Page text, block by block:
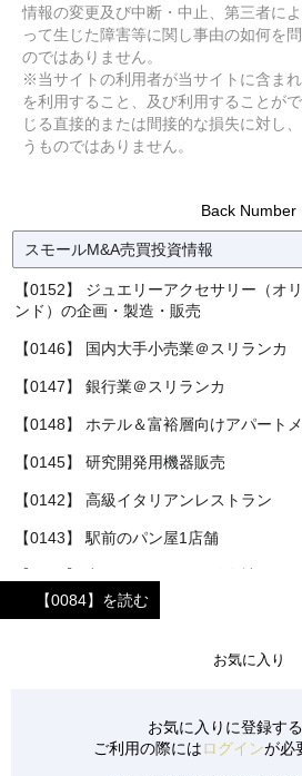
情報の変更及び中断・中止、第三者に
って生じた障害等に関し事由の如何を
のではありません。
※当サイトの利用者が当サイトに含ま
を利用すること、及び利用することが
じる直接的または間接的な損失に対し
うものではありません。
Back Number
スモールM&A売買投資情報
【0152】 ジュエリーアクセサリー（オ
ンド）の企画・製造・販売
【0146】 国内大手小売業＠スリランカ
【0147】 銀行業＠スリランカ
【0148】 ホテル＆富裕層向けアパート
【0145】 研究開発用機器販売
【0142】 高級イタリアンレストラン
【0143】 駅前のパン屋1店舗
【0141】 ECサイトでの資格取得ゼミ運
【0137】 京都市の旅館①（旅館業付ゲス
【0139】 アパレルキャラクターブランド
【0084】を読む
お気に入り
お気に入りに登録す
ご利用の際にはログインが必